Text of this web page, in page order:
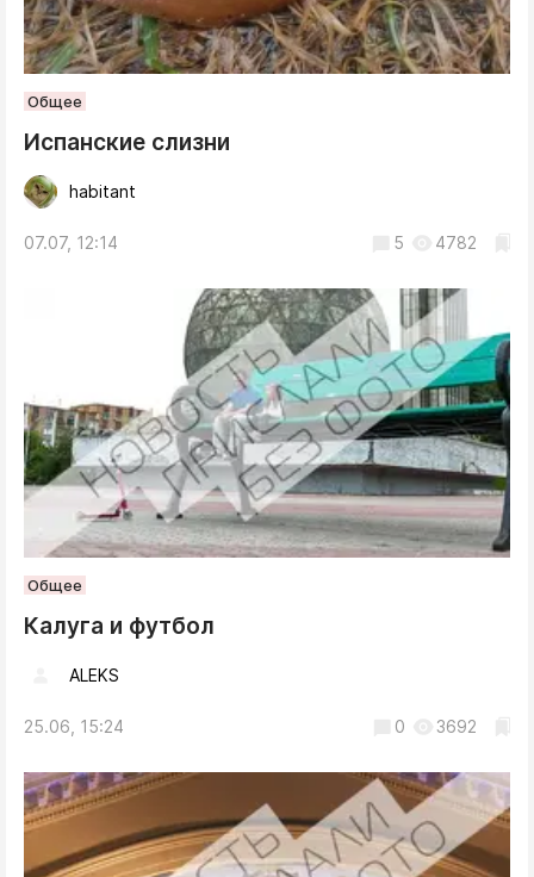
Общее
Испанские слизни
habitant
07.07, 12:14 5 4782
Общее
Калуга и футбол
ALEKS
25.06, 15:24 0 3692